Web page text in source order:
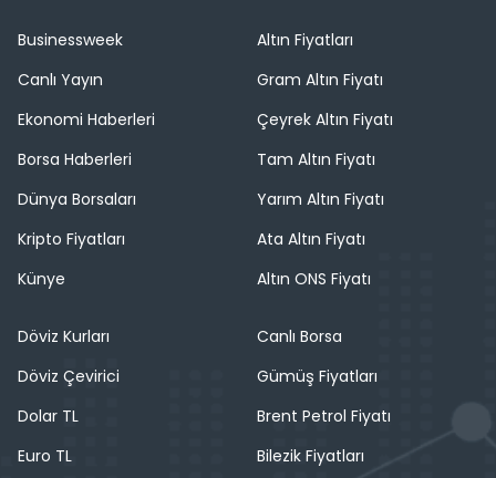
Businessweek
Canlı Yayın
Ekonomi Haberleri
Borsa Haberleri
Dünya Borsaları
Kripto Fiyatları
Künye
Altın Fiyatları
Gram Altın Fiyatı
Çeyrek Altın Fiyatı
Tam Altın Fiyatı
Yarım Altın Fiyatı
Ata Altın Fiyatı
Altın ONS Fiyatı
Döviz Kurları
Döviz Çevirici
Dolar TL
Euro TL
Canlı Borsa
Gümüş Fiyatları
Brent Petrol Fiyatı
Bilezik Fiyatları